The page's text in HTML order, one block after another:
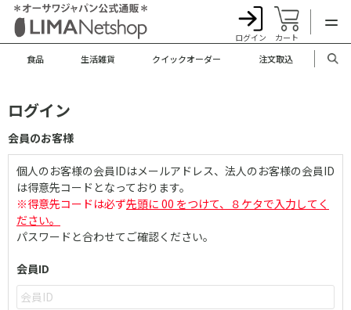
ログイン カート
食品 生活雑貨 クイックオーダー 注文取込
ログイン
会員のお客様
個人のお客様の会員IDはメールアドレス、法人のお客様の会員ID
は得意先コードとなっております。
※得意先コードは必ず先頭に 00 をつけて、８ケタで入力してく
ださい。
パスワードと合わせてご確認ください。
会員ID